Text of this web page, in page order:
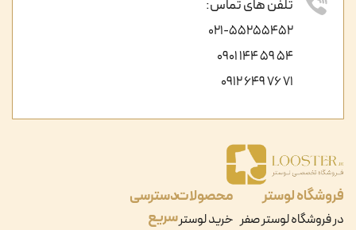
فروشگاه لوستر
در فروشگاه لوستر صفر
محصولات
خرید لوستر
دسترسی
سریع
تلفن های تماس:
021-55255452
54 59 144 0901
71 76 649 0912